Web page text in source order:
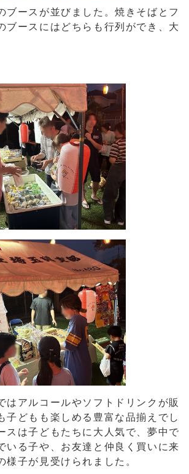
ブースが並びました。焼きそばとフ
ブースにはどちらも行列ができ、大
はアルコールやソフトドリンクが販
子どもも楽しめる豊富な品揃えでし
スは子どもたちに大人気で、夢中で
いる子や、お友達と仲良く買いに来
様子が見受けられました。